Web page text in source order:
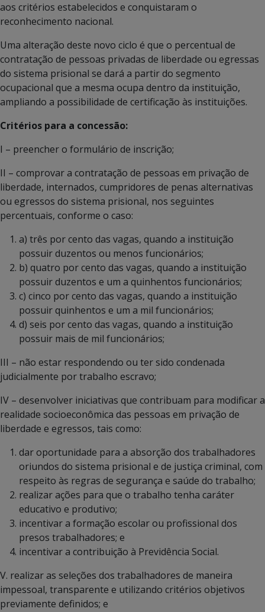
aos critérios estabelecidos e conquistaram o
reconhecimento nacional.
Uma alteração deste novo ciclo é que o percentual de
contratação de pessoas privadas de liberdade ou egressas
do sistema prisional se dará a partir do segmento
ocupacional que a mesma ocupa dentro da instituição,
ampliando a possibilidade de certificação às instituições.
Critérios para a concessão:
I – preencher o formulário de inscrição;
II – comprovar a contratação de pessoas em privação de
liberdade, internados, cumpridores de penas alternativas
ou egressos do sistema prisional, nos seguintes
percentuais, conforme o caso:
a) três por cento das vagas, quando a instituição
possuir duzentos ou menos funcionários;
b) quatro por cento das vagas, quando a instituição
possuir duzentos e um a quinhentos funcionários;
c) cinco por cento das vagas, quando a instituição
possuir quinhentos e um a mil funcionários;
d) seis por cento das vagas, quando a instituição
possuir mais de mil funcionários;
III – não estar respondendo ou ter sido condenada
judicialmente por trabalho escravo;
IV – desenvolver iniciativas que contribuam para modificar a
realidade socioeconômica das pessoas em privação de
liberdade e egressos, tais como:
dar oportunidade para a absorção dos trabalhadores
oriundos do sistema prisional e de justiça criminal, com
respeito às regras de segurança e saúde do trabalho;
realizar ações para que o trabalho tenha caráter
educativo e produtivo;
incentivar a formação escolar ou profissional dos
presos trabalhadores; e
incentivar a contribuição à Previdência Social.
V. realizar as seleções dos trabalhadores de maneira
impessoal, transparente e utilizando critérios objetivos
previamente definidos; e